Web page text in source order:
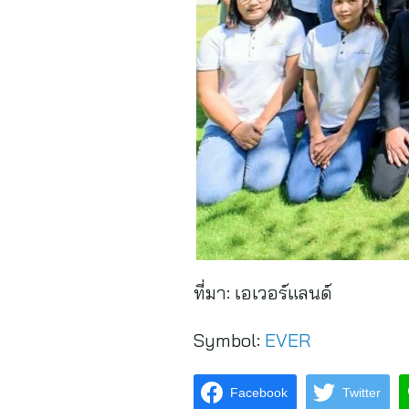
ที่มา: เอเวอร์แลนด์
Symbol: EVER
Facebook Twitter